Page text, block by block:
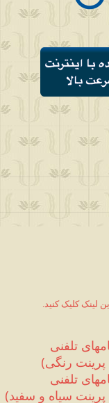
seconds
)
)